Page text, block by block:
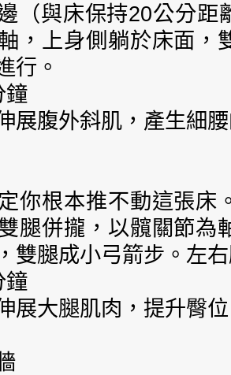
（與床保持20公分距
，上身側躺於床面，
行。
鐘
展腹外斜肌，產生細
你根本推不動這張床
腿併攏，以髖關節為
雙腿成小弓箭步。左
鐘
展大腿肌肉，提升臀